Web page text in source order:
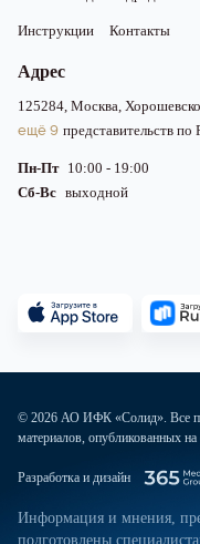
Инструкции Контакты
Адрес
125284, Москва,
ещё 9 представительств по
Пн-Пт 10:00 - 19:00
Сб-Вс выходной
© 2026 АО ИФК «Солид». Все
материалов, опубликованных на
Разработка и дизайн
Информация и мнения,
подготовлены